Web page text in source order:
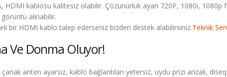
HDMI kablosu kalitesiz olabilir. Çözünürlük ayarı 720P, 1080i,
alınabilir.
bir HDMI kablo talep ederseniz bizden destek alabilirsiniz.Teknik
Ve Donma Oluyor!
anten ayarsız, kablo bağlantıları yetersiz, uydu prizi arızalı,